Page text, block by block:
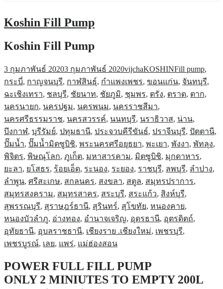
Koshin Fill Pump
Koshin Fill Pump
3 กุมภาพันธ์ 20203 กุมภาพันธ์ 2020vijchaKOSHINFill pump,
กระบี่, กาญจนบุรี, กาฬสินธุ์, กำแพงเพชร, ขอนแก่น, จันทบุรี,
ฉะเชิงเทรา, ชลบุรี, ชัยนาท, ชัยภูมิ, ชุมพร, ตรัง, ตราด, ตาก,
นครนายก, นครปฐม, นครพนม, นครราชสีมา,
นครศรีธรรมราช, นครสวรรค์, นนทบุรี, นราธิวาส, น่าน,
บึงกาฬ, บุรีรัมย์, ปทุมธานี, ประจวบคีรีขันธ์, ปราจีนบุรี, ปัตตานี,
ปั๊มน้ำ, ปั๊มน้ำมิตซูบิชิ, พระนครศรีอยุธยา, พะเยา, พังงา, พัทลุง,
พิจิตร, พิษณุโลก, ภูเก็ต, มหาสารคาม, มิตซูบิชิ, มุกดาหาร,
ยะลา, ยโสธร, ร้อยเอ็ด, ระนอง, ระยอง, ราชบุรี, ลพบุรี, ลำปาง,
ลำพูน, ศรีสะเกษ, สกลนคร, สงขลา, สตูล, สมุทรปราการ,
สมุทรสงคราม, สมุทรสาคร, สระบุรี, สระแก้ว, สิงห์บุรี,
สุพรรณบุรี, สุราษฎร์ธานี, สุรินทร์, สุโขทัย, หนองคาย,
หนองบัวลำภู, อ่างทอง, อำนาจเจริญ, อุดรธานี, อุตรดิตถ์,
อุทัยธานี, อุบลราชธานี, เชียงราย .เชียงใหม่, เพชรบุรี,
เพชรบูรณ์, เลย, แพร่, แม่ฮ่องสอน
POWER FULL FILL PUMP
ONLY 2 MINIUTES TO EMPTY 200L